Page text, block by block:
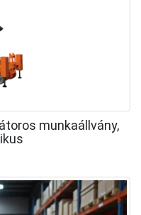
munkaállvány,